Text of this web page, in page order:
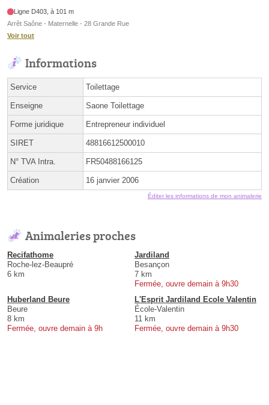
Ligne D403, à 101 m
Arrêt Saône - Maternelle - 28 Grande Rue
Voir tout
Informations
Service Toilettage
Enseigne Saone Toilettage
Forme juridique Entrepreneur individuel
SIRET 48816612500010
N° TVA Intra. FR50488166125
Création 16 janvier 2006
Éditer les informations de mon animalerie
Animaleries proches
Recifathome
Roche-lez-Beaupré
6 km
Jardiland
Besançon
7 km
Fermée, ouvre demain à 9h30
Huberland Beure
Beure
8 km
Fermée, ouvre demain à 9h
L'Esprit Jardiland Ecole Valentin
École-Valentin
11 km
Fermée, ouvre demain à 9h30